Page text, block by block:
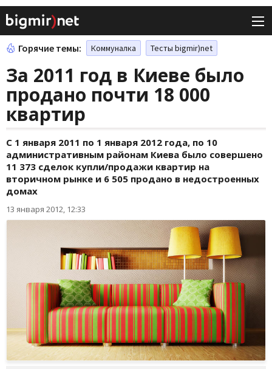
Горячие темы: Коммуналка Тесты bigmir)net
За 2011 год в Киеве было
продано почти 18 000
квартир
С 1 января 2011 по 1 января 2012 года, по 10
административным районам Киева было совершено
11 373 сделок купли/продажи квартир на
вторичном рынке и 6 505 продано в недостроенных
домах
13 января 2012, 12:33